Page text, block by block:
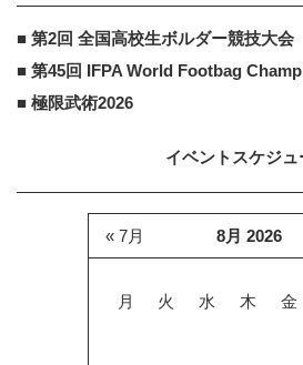
■ 第2回 全国高校生ボルダー競技大会
■ 第45回 IFPA World Footbag
■ 極限武術2026
イベントスケジュ
8月 2026
月 火 水 木 金
« 7月